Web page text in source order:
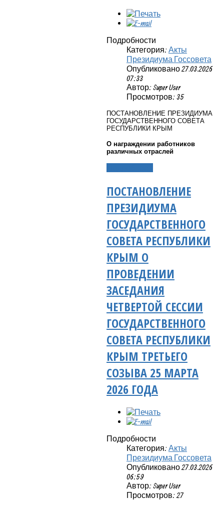
Подробности
Категория: Акты
Президиума Госсовета
Опубликовано 27.03.2026
07:33
Автор: Super User
Просмотров: 35
ПОСТАНОВЛЕНИЕ ПРЕЗИДИУМА
ГОСУДАРСТВЕННОГО СОВЕТА
РЕСПУБЛИКИ КРЫМ
О награждении работников
различных отраслей
ПОСТАНОВЛЕНИЕ
ПРЕЗИДИУМА
ГОСУДАРСТВЕННОГО
СОВЕТА РЕСПУБЛИКИ
КРЫМ О
ПРОВЕДЕНИИ
ЗАСЕДАНИЯ
ЧЕТВЕРТОЙ СЕССИИ
ГОСУДАРСТВЕННОГО
СОВЕТА РЕСПУБЛИКИ
КРЫМ ТРЕТЬЕГО
СОЗЫВА 25 МАРТА
2026 ГОДА
Подробности
Категория: Акты
Президиума Госсовета
Опубликовано 27.03.2026
06:59
Автор: Super User
Просмотров: 27